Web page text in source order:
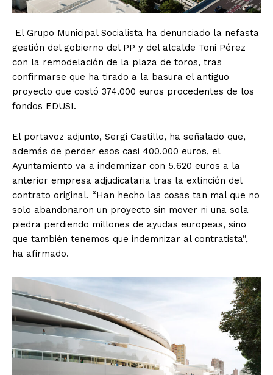
El Grupo Municipal Socialista ha denunciado la nefasta
gestión del gobierno del PP y del alcalde Toni Pérez
con la remodelación de la plaza de toros, tras
confirmarse que ha tirado a la basura el antiguo
proyecto que costó 374.000 euros procedentes de los
fondos EDUSI.
El portavoz adjunto, Sergi Castillo, ha señalado que,
además de perder esos casi 400.000 euros, el
Ayuntamiento va a indemnizar con 5.620 euros a la
anterior empresa adjudicataria tras la extinción del
contrato original. “Han hecho las cosas tan mal que no
solo abandonaron un proyecto sin mover ni una sola
piedra perdiendo millones de ayudas europeas, sino
que también tenemos que indemnizar al contratista”,
ha afirmado.